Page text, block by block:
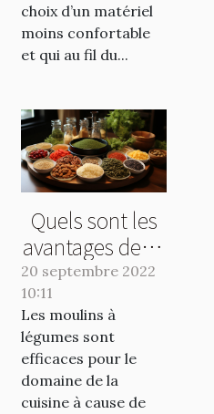
choix d’un matériel
moins confortable
et qui au fil du...
Quels sont les
avantages de se
servir d’un bon
légumes ?
20 septembre 2022
10:11
Les moulins à
légumes sont
efficaces pour le
domaine de la
cuisine à cause de